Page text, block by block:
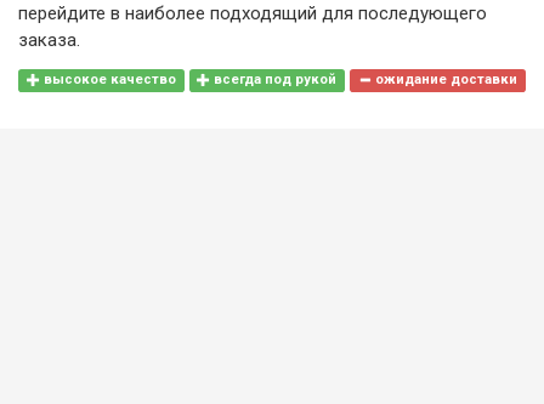
перейдите в наиболее подходящий для последующего
заказа.
высокое качество всегда под рукой ожидание доставки